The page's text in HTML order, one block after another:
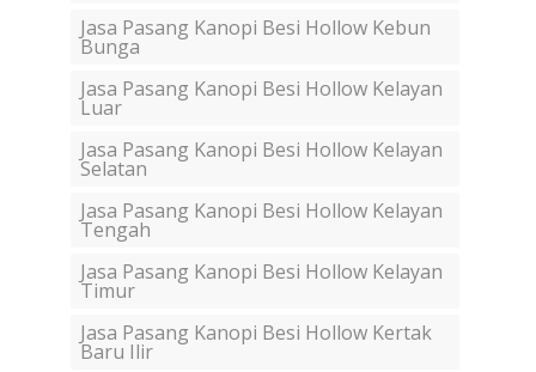
Jasa Pasang Kanopi Besi Hollow Kebun
Bunga
Jasa Pasang Kanopi Besi Hollow Kelayan
Luar
Jasa Pasang Kanopi Besi Hollow Kelayan
Selatan
Jasa Pasang Kanopi Besi Hollow Kelayan
Tengah
Jasa Pasang Kanopi Besi Hollow Kelayan
Timur
Jasa Pasang Kanopi Besi Hollow Kertak
Baru Ilir